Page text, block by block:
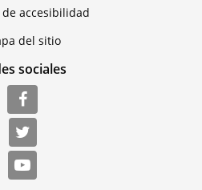
de accesibilidad
del sitio
sociales